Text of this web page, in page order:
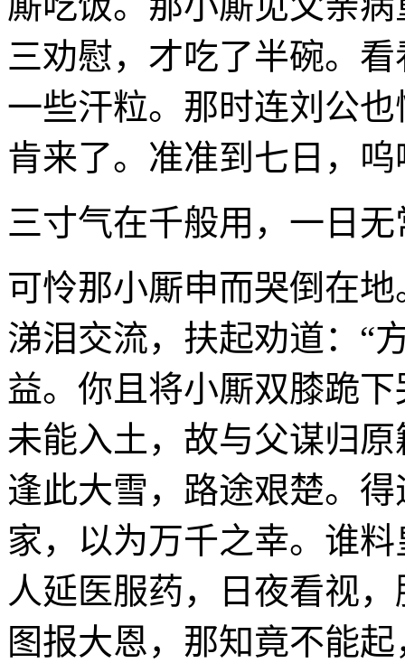
三劝慰，才吃了半碗。
一些汗粒。那时连刘公
肯来了。准准到七日，
三寸气在千般用，一日
可怜那小厮申而哭倒在
涕泪交流，扶起劝道：“
益。你且将小厮双膝跪
未能入土，故与父谋归
逢此大雪，路途艰楚。
家，以为万千之幸。谁
人延医服药，日夜看视
图报大恩，那知竟不能